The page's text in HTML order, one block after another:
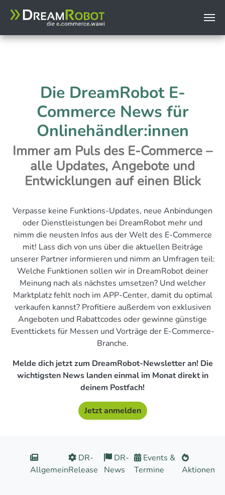
Die DreamRobot E-
Commerce News für
Onlinehändler:innen
Immer am Puls des E-Commerce –
alle Updates, Angebote und
Entwicklungen auf einen Blick
Verpasse keine Funktions-Updates, neue Anbindungen
oder Dienstleistungen bei DreamRobot mehr und
nimm die neusten Infos aus der Welt des E-Commerce
mit! Lass dich von uns über die aktuellen Beiträge
unserer Partner informieren und nimm an Umfragen teil:
Welche Funktionen sollen wir in DreamRobot deiner
Meinung nach als nächstes umsetzen? Und welcher
Marktplatz fehlt noch im APP-Center, damit du optimal
verkaufen kannst? Profitiere außerdem von exklusiven
Angeboten und Rabattcodes oder gewinne günstige
Eventtickets für Messen und Vorträge der E-Commerce-
Branche.
Melde dich jetzt zum DreamRobot-Newsletter an! Die
wichtigsten News landen einmal im Monat direkt in
deinem Postfach!
Jetzt anmelden
Allgemein
DR-
Release
DR-
News
Events &
Termine
Aktionen